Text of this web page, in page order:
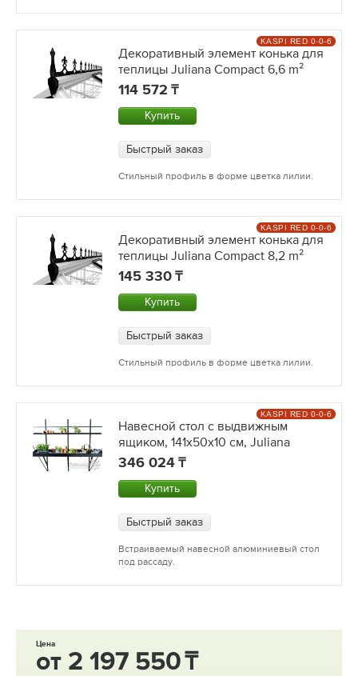
Декоративный элемент конька для
теплицы Juliana Compact 6,6 m²
114 572
Купить
Быстрый заказ
Стильный профиль в форме цветка лилии.
KASPI RED 0-0-6
Декоративный элемент конька для
теплицы Juliana Compact 8,2 m²
145 330
Купить
Быстрый заказ
Стильный профиль в форме цветка лилии.
KASPI RED 0-0-6
Навесной стол с выдвижным
ящиком, 141х50х10 см, Juliana
346 024
Купить
Быстрый заказ
Встраиваемый навесной алюминиевый стол
под рассаду.
KASPI RED 0-0-6
Цена
от 2 197 550